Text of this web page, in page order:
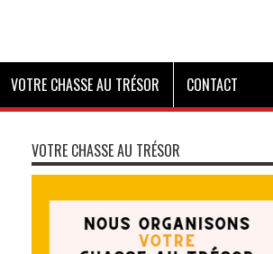
VOTRE CHASSE AU TRÉSOR CONTACT
VOTRE CHASSE AU TRÉSOR